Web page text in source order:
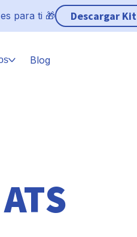
es para ti 🎁 Descargar Kit
Blog